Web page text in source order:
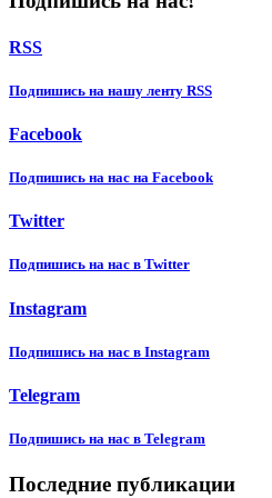
RSS
Подпишиcь на нашу ленту RSS
Facebook
Подпишиcь на нас на Facebook
Twitter
Подпишиcь на нас в Twitter
Instagram
Подпишиcь на нас в Instagram
Telegram
Подпишиcь на нас в Telegram
Последние публикации